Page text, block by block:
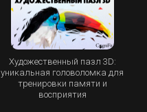
Художественный пазл 3D:
уникальная головоломка для
тренировки памяти и
восприятия